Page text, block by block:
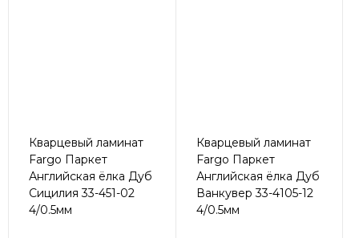
Кварцевый ламинат
Fargo Паркет
Английская ёлка Дуб
Сицилия 33-451-02
4/0.5мм
Кварцевый ламинат
Fargo Паркет
Английская ёлка Дуб
Ванкувер 33-4105-12
4/0.5мм